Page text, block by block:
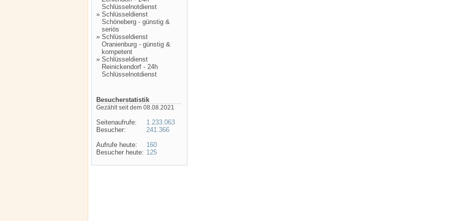
Schlüsselnotdienst
» Schlüsseldienst
Schöneberg - günstig &
seriös
» Schlüsseldienst
Oranienburg - günstig &
kompetent
» Schlüsseldienst
Reinickendorf - 24h
Schlüsselnotdienst
Besucherstatistik
Gezählt seit dem 08.08.2021
Seitenaufrufe:
Besucher:
Aufrufe heute:
Besucher heute:
1.233.063
241.366
160
125